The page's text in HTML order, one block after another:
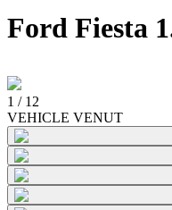
Ford Fiesta
1 / 12
VEHICLE VENUT